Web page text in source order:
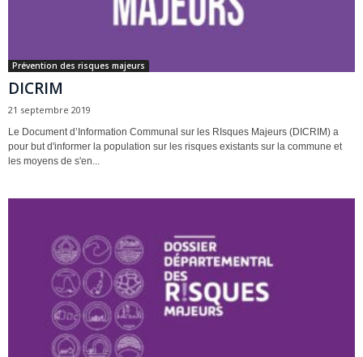
Prévention des risques majeurs
DICRIM
21 septembre 2019
Le Document d’Information Communal sur les RIsques Majeurs (DICRIM) a
pour but d'informer la population sur les risques existants sur la commune et
les moyens de s'en...